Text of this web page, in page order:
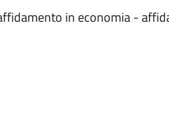
in economia -